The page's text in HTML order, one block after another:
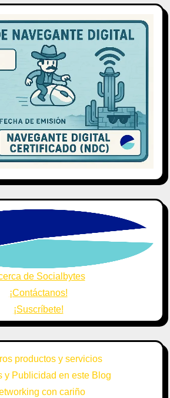
de Socialbytes
¡Contáctanos!
¡Suscríbete!
productos y servicios
y Publicidad en este Blog
con cariño